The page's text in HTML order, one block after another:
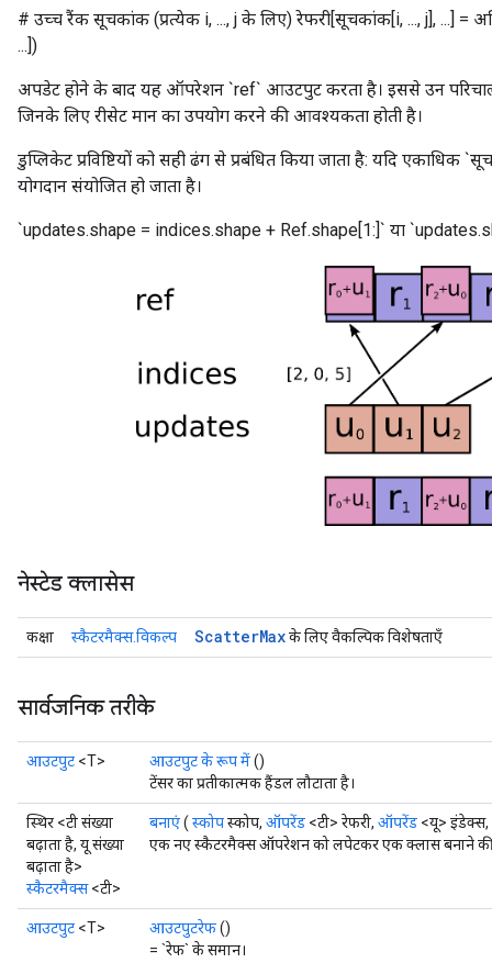
# उच्च रैंक सूचकांक (प्रत्येक i, ..., j के लिए) रेफरी[सूचकांक[i, ..., j], ...] =
...])
अपडेट होने के बाद यह ऑपरेशन `ref` आउटपुट करता है। इससे उन
जिनके लिए रीसेट मान का उपयोग करने की आवश्यकता होती है।
डुप्लिकेट प्रविष्टियों को सही ढंग से प्रबंधित किया जाता है: यदि एकाधिक
योगदान संयोजित हो जाता है।
`updates.shape = indices.shape + Ref.shape[1:]` या
नेस्टेड क्लासेस
कक्षा स्कैटरमैक्स.विकल्प ScatterMaxके लिए वैकल्पिक विशेषताएँ
सार्वजनिक तरीके
आउटपुट <T> आउटपुट के रूप में()
टेंसर का प्रतीकात्मक हैंडल लौटाता है।
स्थिर <टी संख्या
बढ़ाता है, यू संख्या
बढ़ाता है>
स्कैटरमैक्स<टी>
बनाएं( स्कोपस्कोप, ऑपरेंड <टी> रेफरी, ऑपरेंड <यू> इंडेक्स,
एक नए स्कैटरमैक्स ऑपरेशन को लपेटकर एक क्लास बनाने की
आउटपुट <T> आउटपुटरेफ()
= `रेफ` के समान।